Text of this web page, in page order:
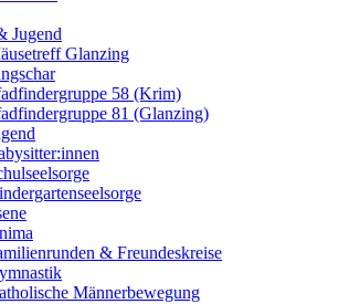
Jugend
Glanzing
58 (Krim)
81 (Glanzing)
& Freundeskreise
Männerbewegung